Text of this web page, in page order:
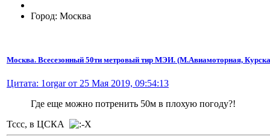
Город: Москва
Москва. Всесезонный 50ти метровый тир МЭИ. (М.Авиамоторная,
Цитата: 1orgar от 25 Мая 2019, 09:54:13
Где еще можно потренить 50м в плохую погоду?!
Тссс, в ЦСКА